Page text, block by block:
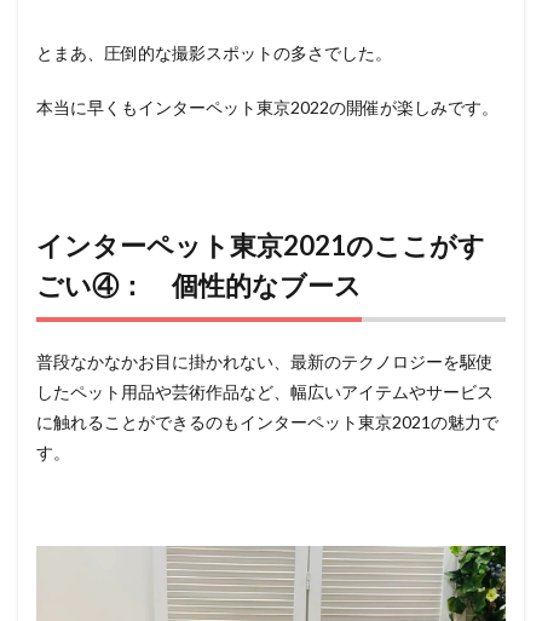
とまあ、圧倒的な撮影スポットの多さでした。
本当に早くもインターペット東京2022の開催が楽しみです。
インターペット東京2021のここがす
ごい④： 個性的なブース
普段なかなかお目に掛かれない、最新のテクノロジーを駆使
したペット用品や芸術作品など、幅広いアイテムやサービス
に触れることができるのもインターペット東京2021の魅力で
す。